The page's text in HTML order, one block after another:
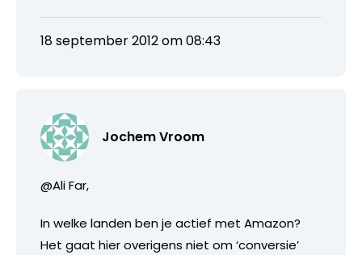
18 september 2012 om 08:43
Jochem Vroom
@Ali Far,
In welke landen ben je actief met Amazon?
Het gaat hier overigens niet om ‘conversie’